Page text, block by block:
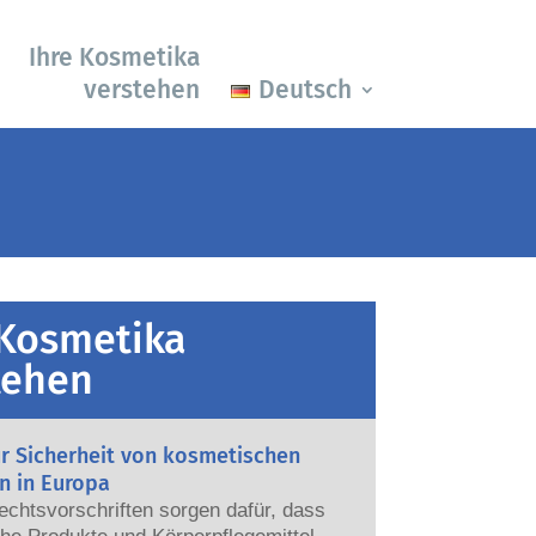
Ihre Kosmetika
verstehen
Deutsch
Sicherheit von kosmetischen
in Europa
sorgen dafür, dass